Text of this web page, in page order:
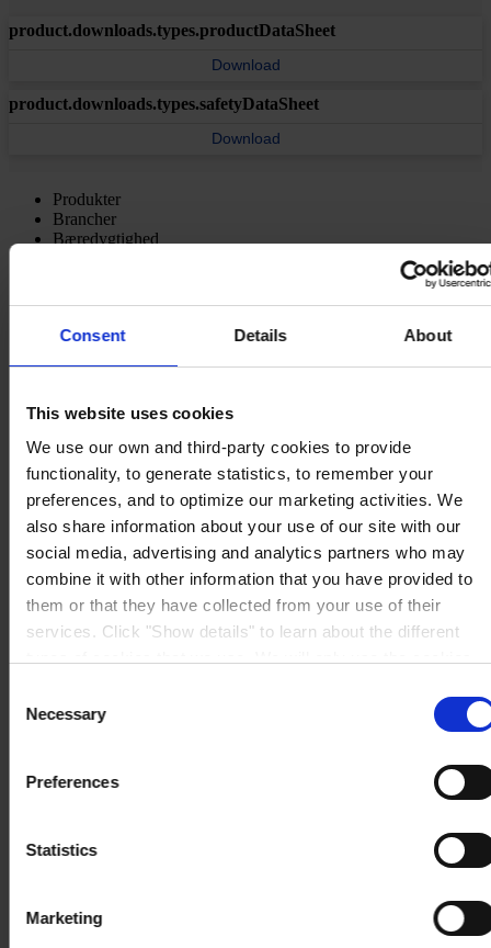
Consent Details About
This website uses cookies
We use our own and third-party cookies to provide
functionality, to generate statistics, to remember your
preferences, and to optimize our marketing activities. We
also share information about your use of our site with our
social media, advertising and analytics partners who may
combine it with other information that you have provided to
them or that they have collected from your use of their
services. Click "Show details" to learn about the different
cookies after having received your consent. You may
withdraw your consent at any time by using the link in our
. If you would like to know more how we
process your personal data, please visit our
Selection
Necessary
Preferences
Statistics
Marketing
product.downloads.types.productDataSheet
Download
product.downloads.types.safetyDataSheet
Download
Produkter
Brancher
Bæredygtighed
HOVEDKONTORHempel A/S
Lundtoftegårdsvej 91
Se kort
KONTAKT OSTel:+45 4593 3800
Mail:CCN@hempel.com